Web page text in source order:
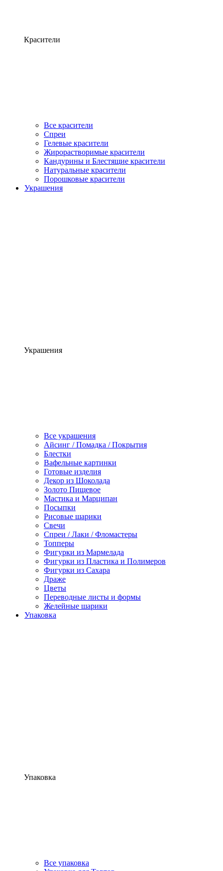
Красители
Все красители
Спреи
Гелевые красители
Жирорастворимые красители
Кандурины и Блестящие красители
Натуральные красители
Порошковые красители
Украшения
Украшения
Все украшения
Айсинг / Помадка / Покрытия
Блестки
Вафельные картинки
Готовые изделия
Декор из Шоколада
Золото Пищевое
Мастика и Марципан
Посыпки
Рисовые шарики
Свечи
Спреи / Лаки / Фломастеры
Топперы
Фигурки из Мармелада
Фигурки из Пластика и Полимеров
Фигурки из Сахара
Драже
Цветы
Переводные листы и формы
Желейные шарики
Упаковка
Упаковка
Все упаковка